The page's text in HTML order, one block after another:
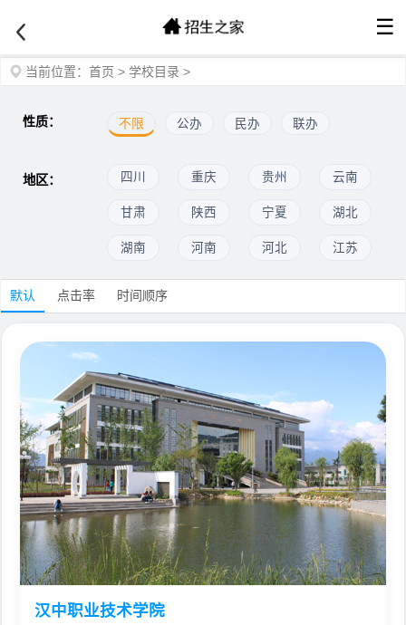
☰
当前位置： 首页 > 学校目录 >
性质： 不限 公办 民办 联办
地区： 四川 重庆 贵州 云南
甘肃 陕西 宁夏 湖北
湖南 河南 河北 江苏
默认 点击率 时间顺序
汉中职业技术学院